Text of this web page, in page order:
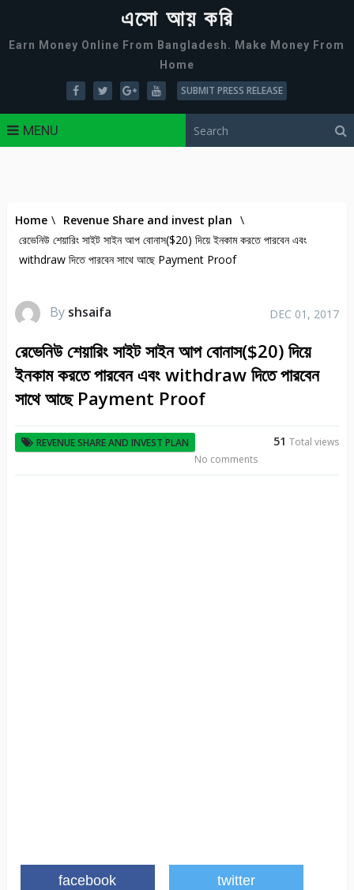
এসো আয় করি
Earn Money Online From Bangladesh. Make Money From
Home
SUBMIT PRESS RELEASE
MENU
Home \ Revenue Share and invest plan \
রেভেনিউ শেয়ারিং সাইট সাইন আপ বোনাস($20) দিয়ে ইনকাম করতে পারবেন এবং
withdraw দিতে পারবেন সাথে আছে Payment Proof
By shsaifa DEC 01, 2017
রেভেনিউ শেয়ারিং সাইট সাইন আপ বোনাস($20) দিয়ে
ইনকাম করতে পারবেন এবং withdraw দিতে পারবেন
সাথে আছে Payment Proof
REVENUE SHARE AND INVEST PLAN 51Total views
No comments
facebook twitter